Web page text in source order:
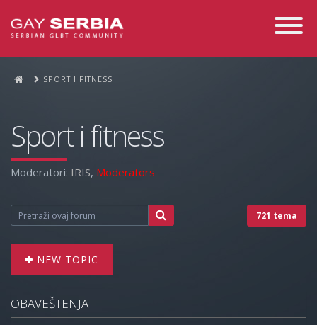
Toggle
SPORT I FITNESS
Sport i fitness
Moderatori: IRIS, Moderators
721 tema
NEW TOPIC
OBAVEŠTENJA